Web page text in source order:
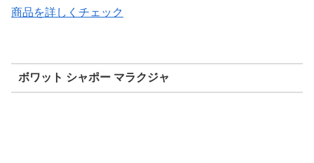
商品を詳しくチェック
ボワット シャポー マラクジャ